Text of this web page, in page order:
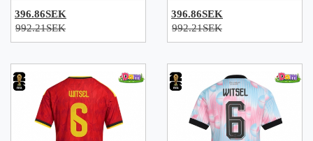
396.86SEK
992.21SEK
396.86SEK
992.21SEK